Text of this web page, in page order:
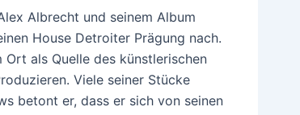
Albrecht und seinem Album
House Detroiter Prägung nach.
als Quelle des künstlerischen
Viele seiner Stücke
betont er, dass er sich von seinen